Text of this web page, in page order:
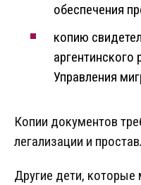
обеспечения
копию
аргентинского
Управления
Копии документов
легализации и
Другие дети, которые